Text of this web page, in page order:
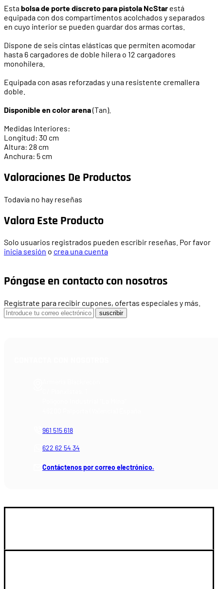
Estabolsa de porte discreto para pistola NcStar está
equipada con dos compartimentos acolchados y separados
en cuyo interior se pueden guardar dos armas cortas.
Dispone de seis cintas elásticas que permiten acomodar
hasta 6 cargadores de doble hilera o 12 cargadores
monohilera.
Equipada con asas reforzadas y una resistente cremallera
doble.
Disponible en color arena(Tan).
Medidas Interiores:
Longitud: 30 cm
Altura: 28 cm
Anchura: 5 cm
Valoraciones De Productos
Todavía no hay reseñas
Valora Este Producto
Solo usuarios registrados pueden escribir reseñas. Por favor
inicia sesión o crea una cuenta
Póngase en contacto con nosotros
Regístrate para recibir cupones, ofertas especiales y más.
suscribir
961 515 618
622 62 54 34
Contáctenos por correo electrónico.